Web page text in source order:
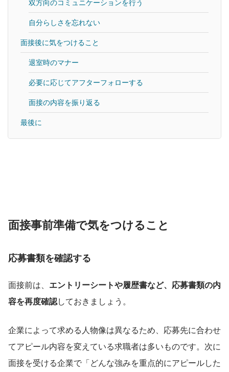
双方向のコミュニケーションを行う
自分らしさを忘れない
面接後に気をつけること
退室時のマナー
必要に応じてアフターフォローする
面接の内容を振り返る
最後に
面接事前準備で気をつけること
応募書類を確認する
面接前は、 エントリーシートや履歴書など、応募書類の内
容を再度確認しておきましょう。
企業によって求める人物像は異なるため、応募先に合わせ
てアピール内容を変えている求職者は多いものです。次に
面接を受ける企業で「どんな強みを重点的にアピールした